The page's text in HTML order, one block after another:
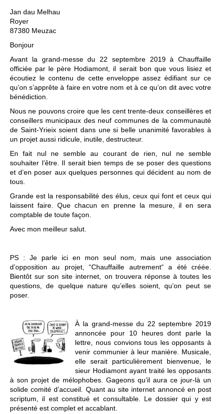
Jan dau Melhau
Royer
87380 Meuzac
Bonjour
Avant la grand-messe du 22 septembre 2019 à Chauffaille
officiée par le père Hodiamont, il serait bon que vous lisiez et
écoutiez le contenu de cette enveloppe assez édifiant sur ce
qu’on s’apprête à faire en votre nom et à ce qu’on dit avec votre
bénédiction.
Nous ne pouvons croire que les cent trente-deux conseillères et
conseillers municipaux des neuf communes de la communauté
de Saint-Yrieix soient dans une si belle unanimité favorables à
un projet aussi ridicule, inutile, destructeur.
En fait nul ne semble au courant de rien, nul ne semble
souhaiter l’être. Il serait bien temps de se poser des questions
et d’en poser aux quelques personnes qui décident au nom de
tous.
Grande est la responsabilité des élus, ceux qui font et ceux qui
laissent faire. Que chacun en prenne la mesure, il en sera
comptable de toute façon.
Avec mon meilleur salut.
PS : Je parle ici en mon seul nom, mais une association
d’opposition au projet, “Chauffaille autrement“ a été créée.
Bientôt sur son site internet, on trouvera réponse à toutes les
questions, de quelque nature qu’elles soient, qu’on peut se
poser.
À la grand-messe du 22 septembre 2019
annoncée pour 10 heures dont parle la
lettre, nous convions tous les opposants à
venir communier à leur manière. Musicale,
elle serait particulièrement bienvenue, le
sieur Hodiamont ayant traité les opposants
à son projet de mélophobes. Gageons qu’il aura ce jour-là un
solide comité d’accueil. Quant au site internet annoncé en post
scriptum, il est constitué et consultable. Le dossier qui y est
présenté est complet et accablant.